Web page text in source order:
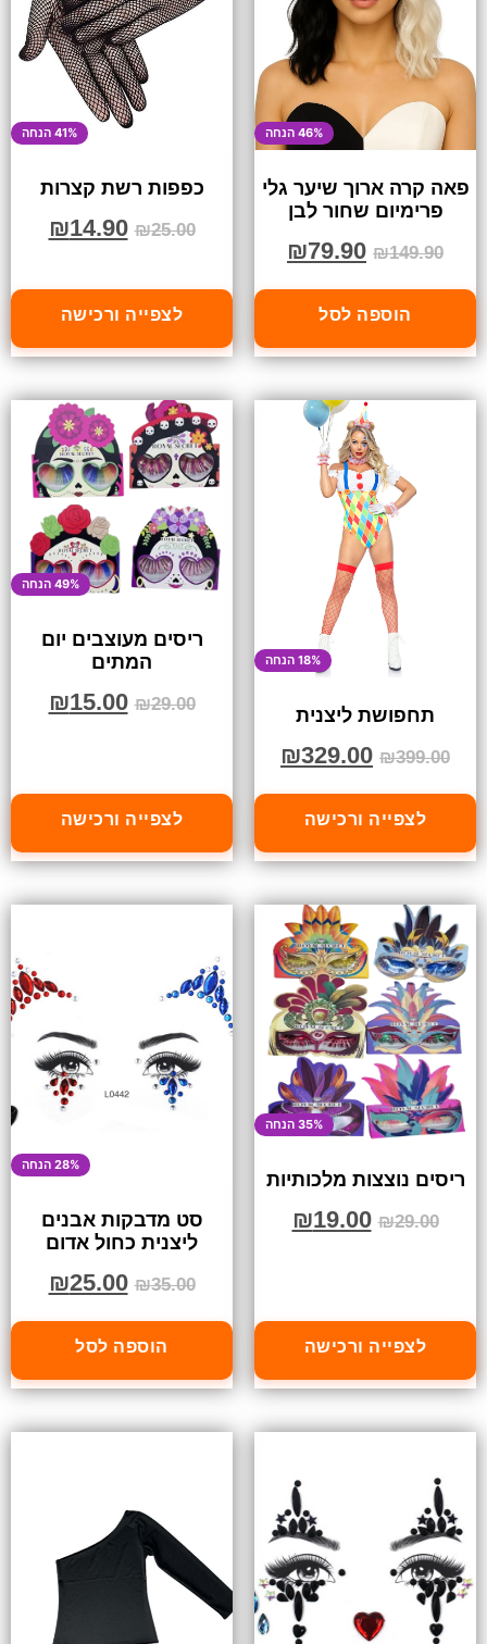
46% הנחה
פאה קרה ארוך שיער גלי
פרימיום שחור לבן
₪149.90
₪79.90
הוספה לסל
41% הנחה
כפפות רשת קצרות
₪25.00
₪14.90
לצפייה ורכישה
18% הנחה
תחפושת ליצנית
₪399.00
₪329.00
לצפייה ורכישה
49% הנחה
ריסים מעוצבים יום
המתים
₪29.00
₪15.00
לצפייה ורכישה
35% הנחה
ריסים נוצצות מלכותיות
₪29.00
₪19.00
לצפייה ורכישה
28% הנחה
סט מדבקות אבנים
ליצנית כחול אדום
₪35.00
₪25.00
הוספה לסל